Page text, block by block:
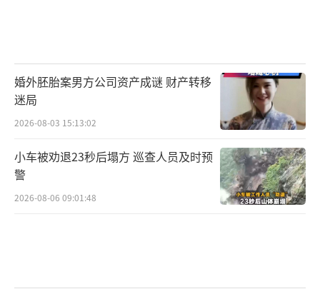
婚外胚胎案男方公司资产成谜 财产转移
迷局
2026-08-03 15:13:02
小车被劝退23秒后塌方 巡查人员及时预
警
2026-08-06 09:01:48